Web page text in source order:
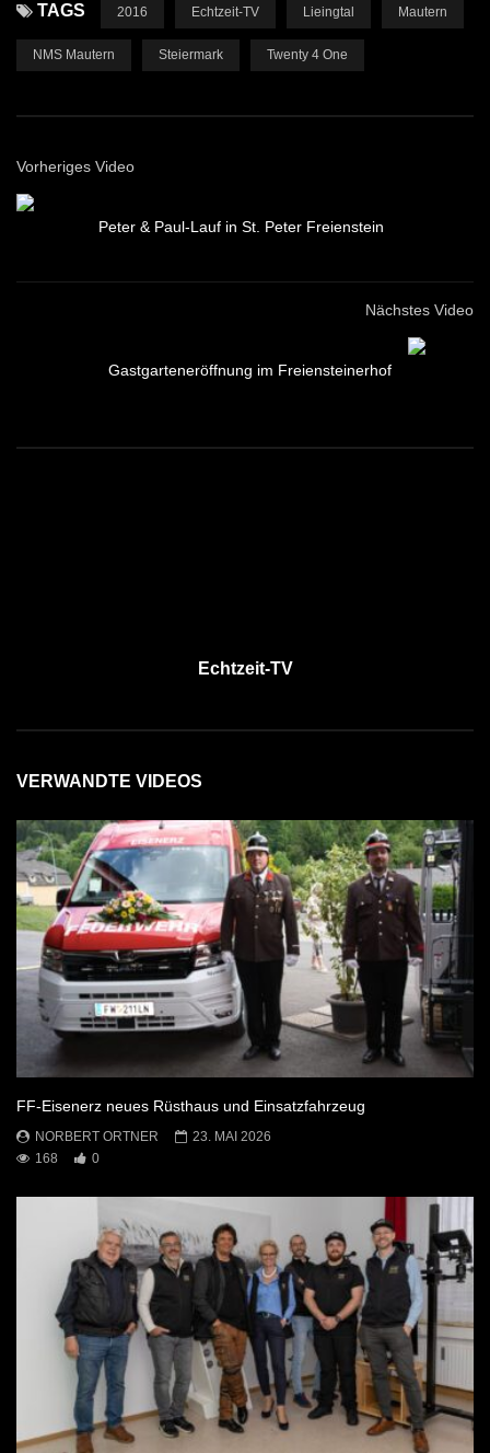
TAGS 2016 Echtzeit-TV Lieingtal Mautern
NMS Mautern Steiermark Twenty 4 One
Vorheriges Video
Peter & Paul-Lauf in St. Peter Freienstein
Nächstes Video
Gastgarteneröffnung im Freiensteinerhof
Echtzeit-TV
VERWANDTE VIDEOS
FF-Eisenerz neues Rüsthaus und Einsatzfahrzeug
NORBERT ORTNER
23. MAI 2026
168
0